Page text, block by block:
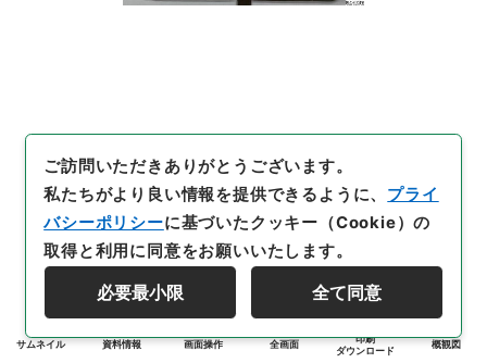
サムネイル 資料情報 画面操作 全画面
印刷
ダウンロード
概観図
ご訪問いただきありがとうございます。
私たちがより良い情報を提供できるように、 プライ
バシーポリシーに基づいたクッキー（Cookie）の
取得と利用に同意をお願いいたします。
必要最小限 全て同意